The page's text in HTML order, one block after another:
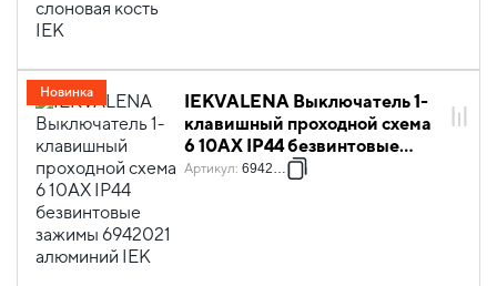
IEKVALENA Выключатель 1-
клавишный проходной схема
6 10АХ IP44 безвинтовые
зажимы 6942021 алюминий
Артикул: 6942021
Новинка